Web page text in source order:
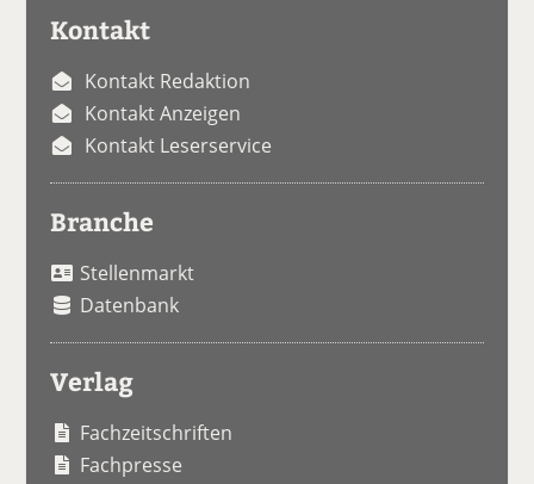
Kontakt
Kontakt Redaktion
Kontakt Anzeigen
Kontakt Leserservice
Branche
Stellenmarkt
Datenbank
Verlag
Fachzeitschriften
Fachpresse